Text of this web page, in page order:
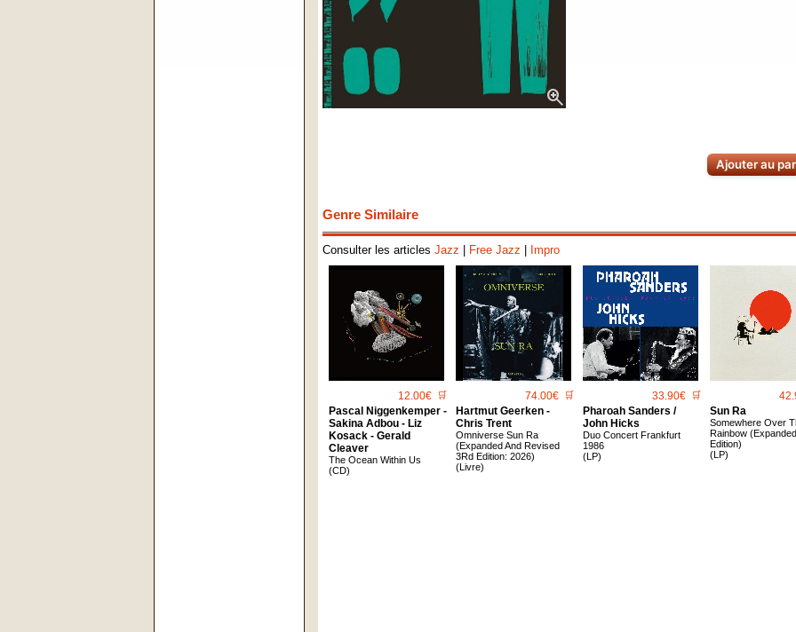
zoom_in
Ajouter au
Genre Similaire
Consulter les articles Jazz Free Jazz Impro
12.00€ 🛒
Pascal Niggenkemper -
Sakina Adbou - Liz
Kosack - Gerald
Cleaver
The Ocean Within Us
(CD)
74.00€ 🛒
Hartmut Geerken -
Chris Trent
Omniverse Sun Ra
(Expanded And Revised
3Rd Edition: 2026)
(Livre)
33.90€ 🛒
Pharoah Sanders /
John Hicks
Duo Concert Frankfurt
1986
(LP)
Sun Ra
Somewhere Over
Rainbow
Edition)
(LP)